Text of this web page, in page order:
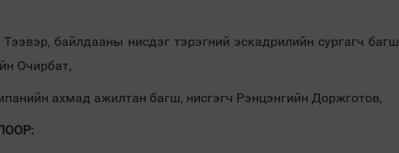
байлдааны нисдэг тэрэгний эскадрилийн сургагч
Очирбат,
ахмад ажилтан багш, нисгэгч Рэнцэнгийн Доржготов,